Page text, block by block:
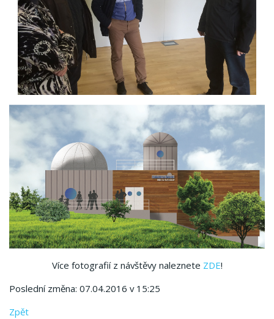
Více fotografií z návštěvy naleznete ZDE!
Poslední změna: 07.04.2016 v 15:25
Zpět